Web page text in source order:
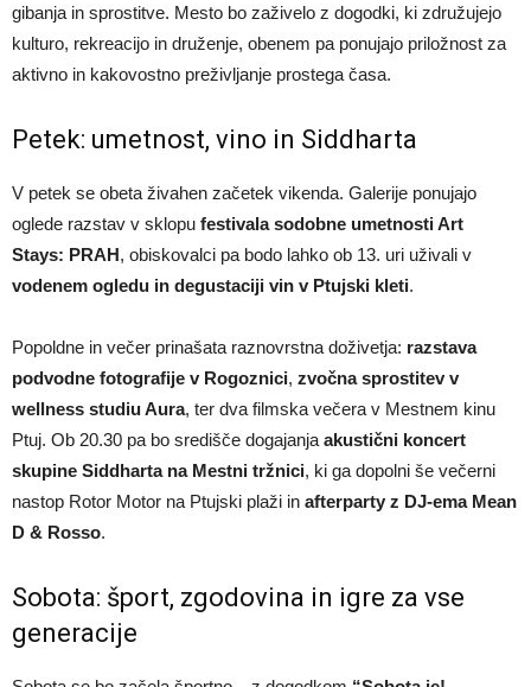
gibanja in sprostitve. Mesto bo zaživelo z dogodki, ki združujejo
kulturo, rekreacijo in druženje, obenem pa ponujajo priložnost za
aktivno in kakovostno preživljanje prostega časa.
Petek: umetnost, vino in Siddharta
V petek se obeta živahen začetek vikenda. Galerije ponujajo
oglede razstav v sklopu festivala sodobne umetnosti Art
Stays: PRAH, obiskovalci pa bodo lahko ob 13. uri uživali v
vodenem ogledu in degustaciji vin v Ptujski kleti.
Popoldne in večer prinašata raznovrstna doživetja: razstava
podvodne fotografije v Rogoznici, zvočna sprostitev v
wellness studiu Aura, ter dva filmska večera v Mestnem kinu
Ptuj. Ob 20.30 pa bo središče dogajanja akustični koncert
skupine Siddharta na Mestni tržnici, ki ga dopolni še večerni
nastop Rotor Motor na Ptujski plaži in afterparty z DJ-ema Mean
D & Rosso.
Sobota: šport, zgodovina in igre za vse
generacije